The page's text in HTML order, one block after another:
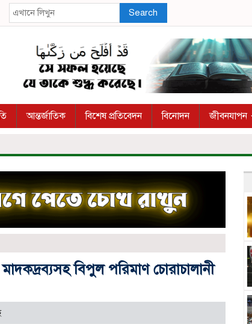
Search
আন্তর্জাতিক বিশেষ প্রতিবেদন বিনোদন জীবনযাপন
বিপুল পরিমাণ চোরাচালানী